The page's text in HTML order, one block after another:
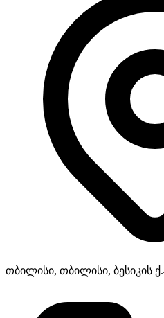
თბილისი, თბილისი, ბესიკის